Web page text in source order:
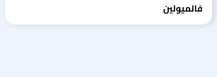
فالميولين